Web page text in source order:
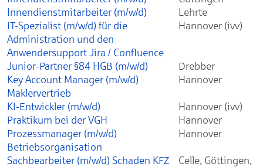
Innendienstmitarbeiter (m/w/d)
Lehrte
IT-Spezialist (m/w/d) für die
Administration und den
Anwendersupport Jira / Confluence
Hannover (ivv)
Junior-Partner §84 HGB (m/w/d)
Drebber
Key Account Manager (m/w/d)
Maklervertrieb
Hannover
KI-Entwickler (m/w/d)
Hannover (ivv)
Praktikum bei der VGH
Hannover
Prozessmanager (m/w/d)
Betriebsorganisation
Hannover
Sachbearbeiter (m/w/d) Schaden KFZ
Celle, Göttingen,